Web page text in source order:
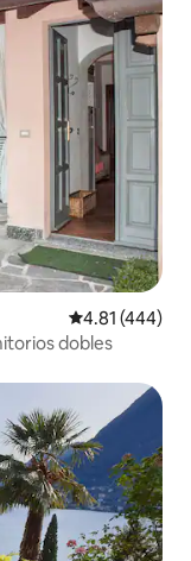
Calificación
4.81 (444)
dobles